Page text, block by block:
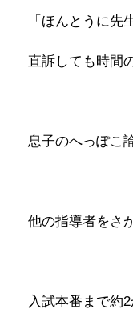
「ほんとうに先
直訴しても時間
息子のへっぽこ
他の指導者をさ
入試本番まで約2